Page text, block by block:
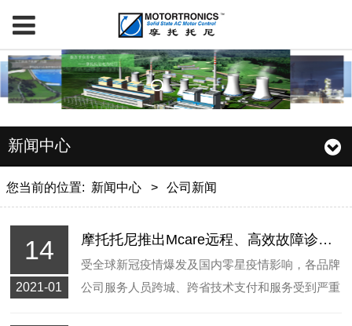
新闻中心
您当前的位置: 新闻中心 > 公司新闻
14
2021-01
摩托托尼推出Mcare远程、高效故障诊断系统
受全球新冠疫情爆发及国内零星疫情影响，各品牌
公司服务人员跨城、跨省技术支付和服务受到严重